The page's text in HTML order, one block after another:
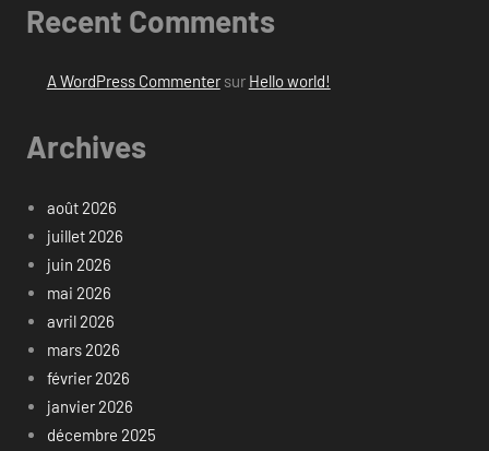
Recent Comments
A WordPress Commentersur Hello world!
Archives
août 2026
juillet 2026
juin 2026
mai 2026
avril 2026
mars 2026
février 2026
janvier 2026
décembre 2025